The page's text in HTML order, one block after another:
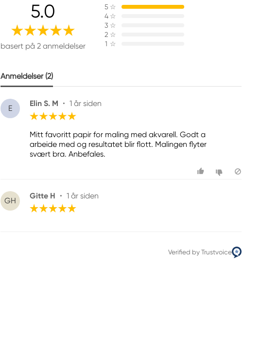
5.0
basert på 2 anmeldelser
5 ☆
4 ☆
3 ☆
2 ☆
1 ☆
Anmeldelser (2)
E
Elin S. M • 1 år siden
Mitt favoritt papir for maling med akvarell. Godt a
arbeide med og resultatet blir flott. Malingen flyter
svært bra. Anbefales.
GH
Gitte H • 1 år siden
Verified by Trustvoice